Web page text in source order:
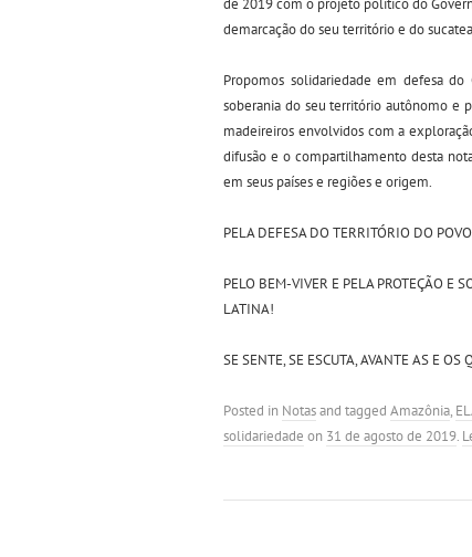
demarcação do seu território e do
Propomos solidariedade em defesa
soberania do seu território autônomo e
madeireiros envolvidos com a
difusão e o compartilhamento desta
em seus países e regiões e origem.
PELA DEFESA DO TERRITÓRIO DO POVO
PELO BEM-VIVER E PELA PROTEÇÃO E
LATINA!
SE SENTE, SE ESCUTA, AVANTE AS E OS
Posted in Notasand tagged Amazônia,
solidariedade on 31 de agosto de 2019.